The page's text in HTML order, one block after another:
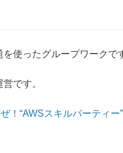
使ったグループワークで
です。
！“AWSスキルパーティー